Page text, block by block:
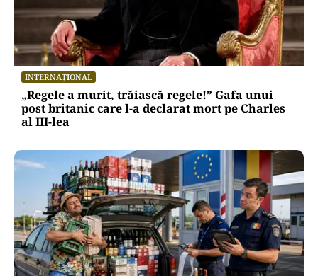
INTERNAȚIONAL
„Regele a murit, trăiască regele!” Gafa unui
post britanic care l-a declarat mort pe Charles
al III-lea